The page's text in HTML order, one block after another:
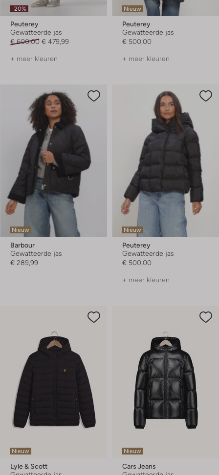
-20%
Peuterey
Gewatteerde jas
€ 600,00 € 479,99
+ meer kleuren
Nieuw
Peuterey
Gewatteerde jas
€ 500,00
+ meer kleuren
Nieuw
Barbour
Gewatteerde jas
€ 289,99
Nieuw
Peuterey
Gewatteerde jas
€ 500,00
+ meer kleuren
Nieuw
Lyle & Scott
Nieuw
Cars Jeans